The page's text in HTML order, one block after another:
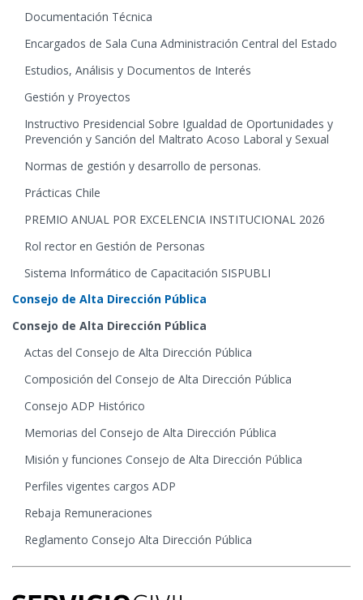
Documentación Técnica
Encargados de Sala Cuna Administración Central del Estado
Estudios, Análisis y Documentos de Interés
Gestión y Proyectos
Instructivo Presidencial Sobre Igualdad de Oportunidades y
Prevención y Sanción del Maltrato Acoso Laboral y Sexual
Normas de gestión y desarrollo de personas.
Prácticas Chile
PREMIO ANUAL POR EXCELENCIA INSTITUCIONAL 2026
Rol rector en Gestión de Personas
Sistema Informático de Capacitación SISPUBLI
Consejo de Alta Dirección Pública
Consejo de Alta Dirección Pública
Actas del Consejo de Alta Dirección Pública
Composición del Consejo de Alta Dirección Pública
Consejo ADP Histórico
Memorias del Consejo de Alta Dirección Pública
Misión y funciones Consejo de Alta Dirección Pública
Perfiles vigentes cargos ADP
Rebaja Remuneraciones
Reglamento Consejo Alta Dirección Pública